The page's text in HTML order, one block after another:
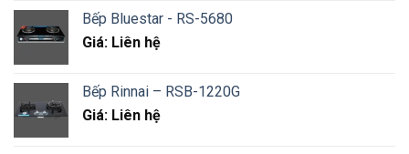
Bếp Bluestar - RS-5680
Giá: Liên hệ
Bếp Rinnai – RSB-1220G
Giá: Liên hệ